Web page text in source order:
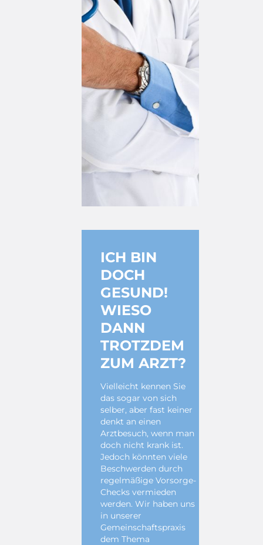
ICH BIN
DOCH
GESUND!
WIESO
DANN
TROTZDEM
ZUM ARZT?
Vielleicht kennen Sie
das sogar von sich
selber, aber fast keiner
denkt an einen
Arztbesuch, wenn man
doch nicht krank ist.
Jedoch könnten viele
Beschwerden durch
regelmäßige Vorsorge-
Checks vermieden
werden. Wir haben uns
in unserer
Gemeinschaftspraxis
dem Thema